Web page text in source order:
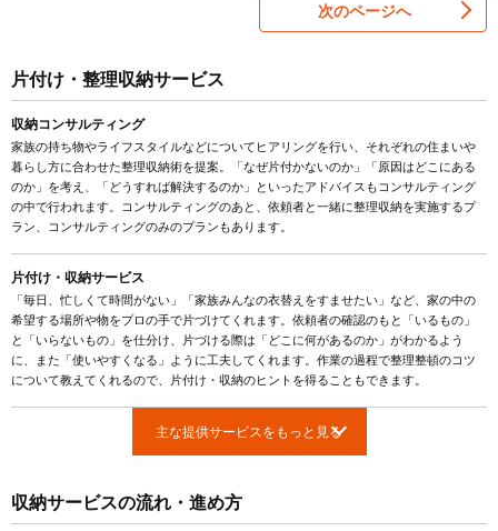
次のページへ
片付け・整理収納サービス
収納コンサルティング
家族の持ち物やライフスタイルなどについてヒアリングを行い、それぞれの住まいや
暮らし方に合わせた整理収納術を提案。「なぜ片付かないのか」「原因はどこにある
のか」を考え、「どうすれば解決するのか」といったアドバイスもコンサルティング
の中で行われます。コンサルティングのあと、依頼者と一緒に整理収納を実施するプ
ラン、コンサルティングのみのプランもあります。
片付け・収納サービス
「毎日、忙しくて時間がない」「家族みんなの衣替えをすませたい」など、家の中の
希望する場所や物をプロの手で片づけてくれます。依頼者の確認のもと「いるもの」
と「いらないもの」を仕分け、片づける際は「どこに何があるのか」がわかるよう
に、また「使いやすくなる」ように工夫してくれます。作業の過程で整理整頓のコツ
について教えてくれるので、片付け・収納のヒントを得ることもできます。
主な提供サービスをもっと見る
収納サービスの流れ・進め方